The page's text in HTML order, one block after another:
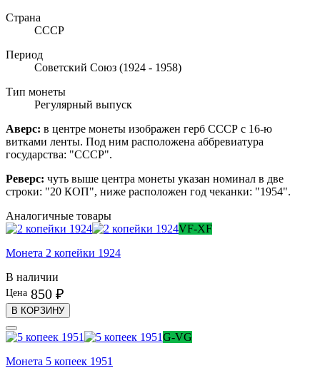
Страна
СССР
Период
Советский Союз (1924 - 1958)
Тип монеты
Регулярный выпуск
Аверс: в центре монеты изображен герб СССР с 16-ю
витками ленты. Под ним расположена аббревиатура
государства: "СССР".
Реверс: чуть выше центра монеты указан номинал в две
строки: "20 КОП", ниже расположен год чеканки: "1954".
Аналогичные товары
VF-XF
Монета 2 копейки 1924
В наличии
Цена 850 ₽
В КОРЗИНУ
G-VG
Монета 5 копеек 1951